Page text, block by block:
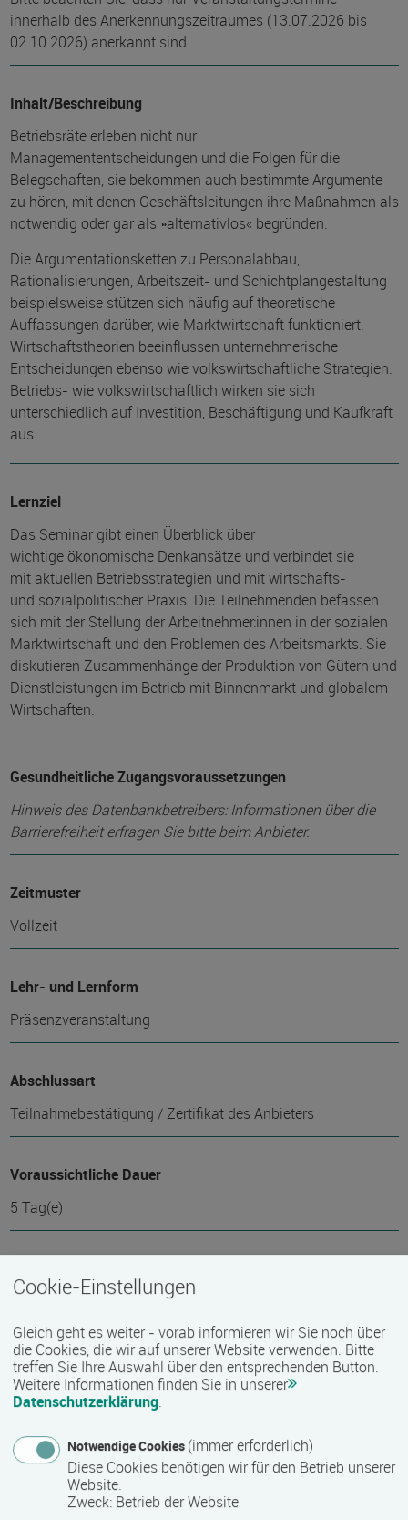
innerhalb des Anerkennungszeitraumes (13.07.2026 bis
02.10.2026) anerkannt sind.
Inhalt/Beschreibung
Betriebsräte erleben nicht nur
Managemententscheidungen und die Folgen für die
Belegschaften, sie bekommen auch bestimmte Argumente
zu hören, mit denen Geschäftsleitungen ihre Maßnahmen als
notwendig oder gar als »alternativlos« begründen.
Die Argumentationsketten zu Personalabbau,
Rationalisierungen, Arbeitszeit- und Schichtplangestaltung
beispielsweise stützen sich häufig auf theoretische
Auffassungen darüber, wie Marktwirtschaft funktioniert.
Wirtschaftstheorien beeinflussen unternehmerische
Entscheidungen ebenso wie volkswirtschaftliche Strategien.
Betriebs- wie volkswirtschaftlich wirken sie sich
unterschiedlich auf Investition, Beschäftigung und Kaufkraft
aus.
Lernziel
Das Seminar gibt einen Überblick über
wichtige ökonomische Denkansätze und verbindet sie
mit aktuellen Betriebsstrategien und mit wirtschafts-
und sozialpolitischer Praxis. Die Teilnehmenden befassen
sich mit der Stellung der Arbeitnehmer:innen in der sozialen
Marktwirtschaft und den Problemen des Arbeitsmarkts. Sie
diskutieren Zusammenhänge der Produktion von Gütern und
Dienstleistungen im Betrieb mit Binnenmarkt und globalem
Wirtschaften.
Gesundheitliche Zugangsvoraussetzungen
Hinweis des Datenbankbetreibers: Informationen über die
Barrierefreiheit erfragen Sie bitte beim Anbieter.
Zeitmuster
Vollzeit
Lehr- und Lernform
Präsenzveranstaltung
Abschlussart
Teilnahmebestätigung / Zertifikat des Anbieters
Voraussichtliche Dauer
5 Tag(e)
28.09.2026 - 02.10.2026
Mindest­teilnehmer­anzahl
10
Maximale Teilnehmerzahl
Cookie-Einstellungen
Gleich geht es weiter - vorab informieren wir Sie noch über
die Cookies, die wir auf unserer Website verwenden. Bitte
treffen Sie Ihre Auswahl über den entsprechenden Button.
Weitere Informationen finden Sie in unserer
Datenschutzerklärung.
Notwendige Cookies (immer erforderlich)
Diese Cookies benötigen wir für den Betrieb unserer
Website.
Zweck: Betrieb der Website